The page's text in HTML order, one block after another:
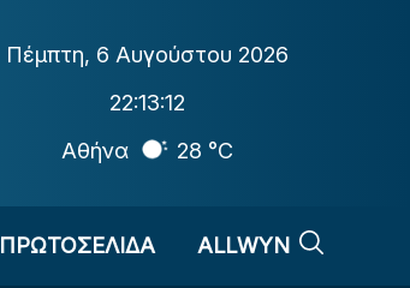
Πέμπτη, 6 Αυγούστου 2026
22:13:13
Αθήνα
28 °C
ΠΡΩΤΟΣΕΛΙΔΑ ALLWYN